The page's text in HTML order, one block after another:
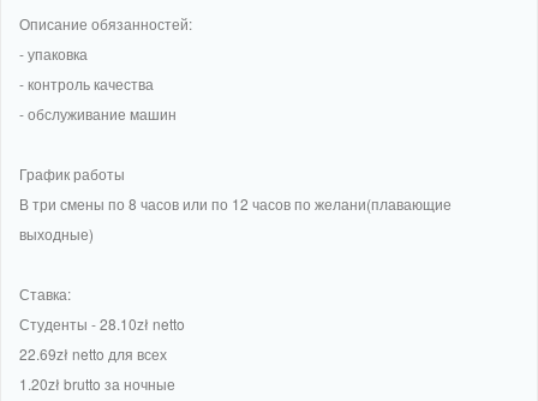
Описание обязанностей:
- упаковка
- контроль качества
- обслуживание машин
График работы
В три смены по 8 часов или по 12 часов по желани(плавающие
выходные)
Ставка:
Студенты - 28.10zł netto
22.69zł netto для всех
1.20zł brutto за ночные